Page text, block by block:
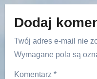
Dodaj
Twój adres e-mail nie
Wymagane pola są
Komentarz *